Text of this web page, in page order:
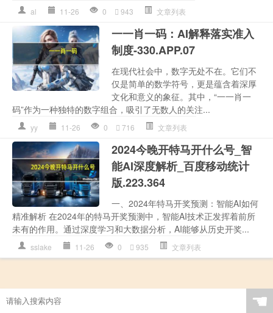
al 11-26 0 943 文章列表
一一肖一码：AI解释落实准入
制度-330.APP.07
在现代社会中，数字无处不在。它们不
仅是简单的数学符号，更是蕴含着深厚
文化和意义的象征。其中，“一一肖一
码”作为一种独特的数字组合，吸引了无数人的关注...
yy 11-26 0 716 文章列表
2024今晚开特马开什么号_智
能AI深度解析_百度移动统计
版.223.364
一、2024年特马开奖预测：智能AI如何
精准解析 在2024年的特马开奖预测中，智能AI技术正发挥着前所
未有的作用。通过深度学习和大数据分析，AI能够从历史开奖...
sslake 11-26 0 935 文章列表
☚